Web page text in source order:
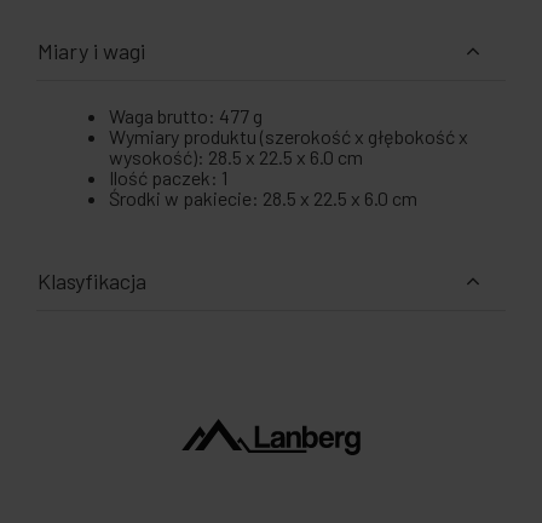
Miary i wagi
Waga brutto: 477 g
Wymiary produktu (szerokość x głębokość x
wysokość): 28.5 x 22.5 x 6.0 cm
Ilość paczek: 1
Środki w pakiecie: 28.5 x 22.5 x 6.0 cm
Klasyfikacja